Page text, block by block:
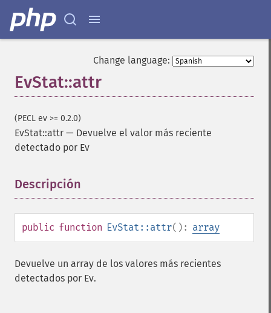
Change language:
EvStat::attr
(PECL ev >= 0.2.0)
EvStat::attr — Devuelve el valor más reciente
detectado por Ev
Descripción
public function EvStat::attr(): array
Devuelve un array de los valores más recientes
detectados por Ev.